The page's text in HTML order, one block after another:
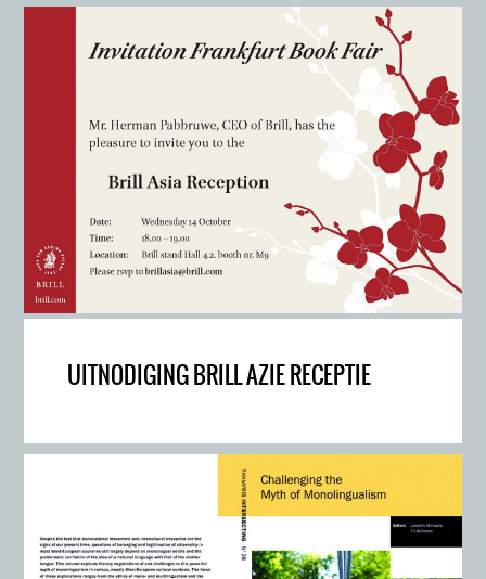
UITNODIGING BRILL AZIE RECEPTIE